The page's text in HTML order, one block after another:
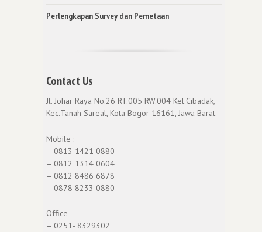
Perlengkapan Survey dan Pemetaan
Contact Us
Jl. Johar Raya No.26 RT.005 RW.004 Kel.Cibadak,
Kec.Tanah Sareal, Kota Bogor 16161, Jawa Barat
Mobile :
– 0813 1421 0880
– 0812 1314 0604
– 0812 8486 6878
– 0878 8233 0880
Office
– 0251- 8329302